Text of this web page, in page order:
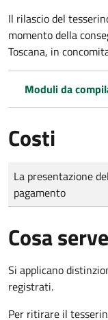
Il rilascio del
momento della
Toscana, in
Moduli da
Costi
Tipo di pagamento
Importo
La presentazione
pagamento
Cosa serve
Si applicano
registrati.
Per ritirare il